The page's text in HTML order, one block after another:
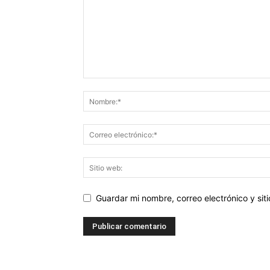
Guardar mi nombre, correo electrónico y